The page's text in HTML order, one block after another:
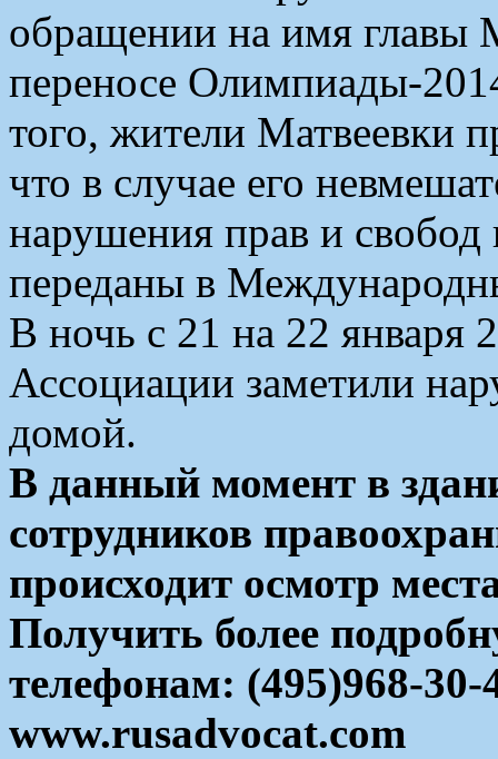
обращении на имя главы
переносе Олимпиады-
того, жители Матвеевки
что в случае его
нарушения прав и
переданы в
В ночь с 21 на 22 января
Ассоциации заметили
домой.
В данный момент в
сотрудников
происходит осмотр
Получить более
телефонам: (495)968-30-
www.rusadvocat.com